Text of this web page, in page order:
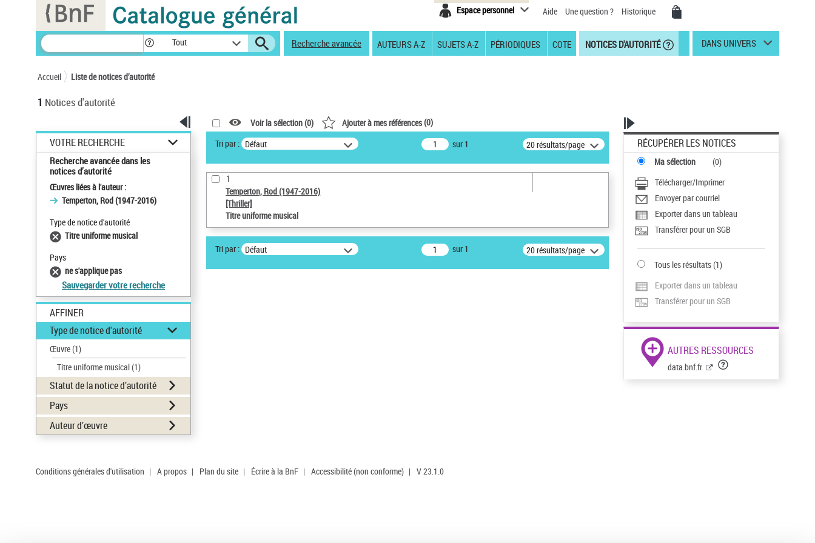
Espace personnel Aide Une question ? Historique
Tout Recherche avancée AUTEURS A-Z SUJETS A-Z PÉRIODIQUES COTE NOTICES D'AUTORITÉ DANS UNIVERS
Accueil Liste de notices d’autorité
1 Notices d'autorité
VOTRE RECHERCHE
Recherche avancée dans les
notices d’autorité
Œuvres liées à l'auteur :
Temperton, Rod (1947-2016)
Type de notice d'autorité
Titre uniforme musical
Pays
ne s'applique pas
Sauvegarder votre recherche
AFFINER
Type de notice d'autorité
Œuvre(1)
Titre uniforme musical(1)
Statut de la notice d’autorité
Pays
Auteur d’œuvre
Voir la sélection (0) Ajouter à mes références(0)
Tri par : Défaut sur 1 20 résultats/page
1
Temperton, Rod (1947-2016)
[Thriller]
Titre uniforme musical
Tri par : Défaut sur 1 20 résultats/page
RÉCUPÉRER LES NOTICES
Ma sélection (0)
Télécharger/Imprimer
Envoyer par courriel
Exporter dans un tableau
Transférer pour un SGB
Tous les résultats(1)
Exporter dans un tableau
Transférer pour un SGB
AUTRES RESSOURCES
data.bnf.fr
Conditions générales d'utilisation | A propos | Plan du site | Écrire à la BnF | Accessibilité (non conforme) | V 23.1.0
Panneau de gestion des cookies